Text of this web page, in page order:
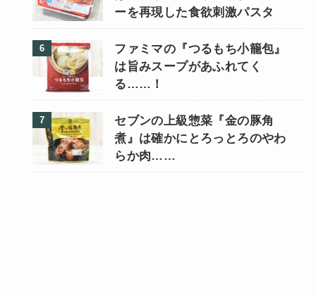
ーを再現した食欲刺激パスタ
ファミマの『つるもち小籠包』
は旨みスープがあふれてく
る……！
セブンの上級惣菜『金の豚角
煮』は確かにとろっとろのやわ
らか肉……